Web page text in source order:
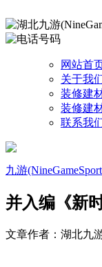
网站首
关于我
装修建
装修建
联系我
九游
并入编《新
文章作者：湖北九